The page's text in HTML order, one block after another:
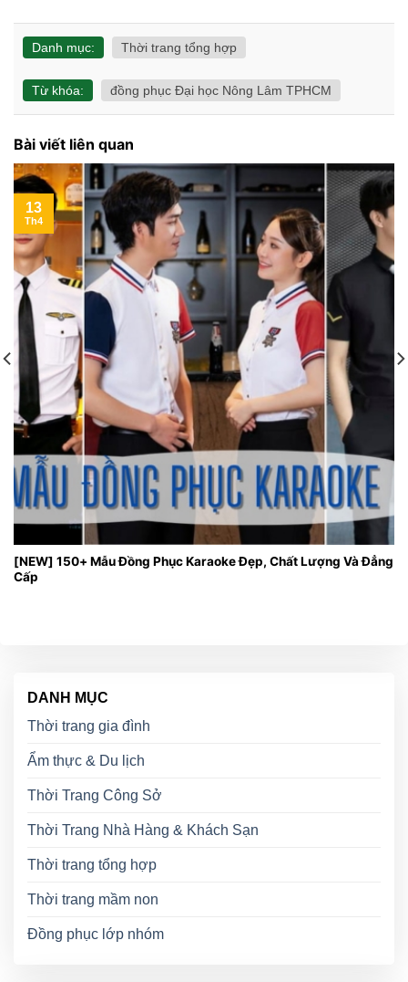
Danh mục: Thời trang tổng hợp
Từ khóa: đồng phục Đại học Nông Lâm TPHCM
Bài viết liên quan
[NEW] 150+ Mẫu Đồng Phục Karaoke Đẹp, Chất Lượng Và Đẳng
Cấp
13
Th4
DANH MỤC
Thời trang gia đình
Ẩm thực & Du lịch
Thời Trang Công Sở
Thời Trang Nhà Hàng & Khách Sạn
Thời trang tổng hợp
Thời trang mầm non
Đồng phục lớp nhóm